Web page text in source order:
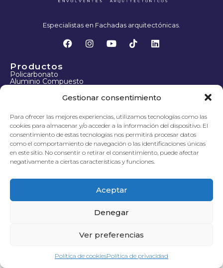
Gestionar consentimiento
Para ofrecer las mejores experiencias, utilizamos tecnologías como las
cookies para almacenar y/o acceder a la información del dispositivo. El
consentimiento de estas tecnologías nos permitirá procesar datos
como el comportamiento de navegación o las identificaciones únicas
en este sitio. No consentir o retirar el consentimiento, puede afectar
negativamente a ciertas características y funciones.
Aceptar
Denegar
Ver preferencias
Política de cookiesPolítica de privacidad
Especialistas en Fachadas arquitectónicas.
Productos
Policarbonato
Aluminio Compuesto
Paneles Fenólicos
Sobre Nosotros
Proyectos
Empresa
Blog
Tienda
FAQs